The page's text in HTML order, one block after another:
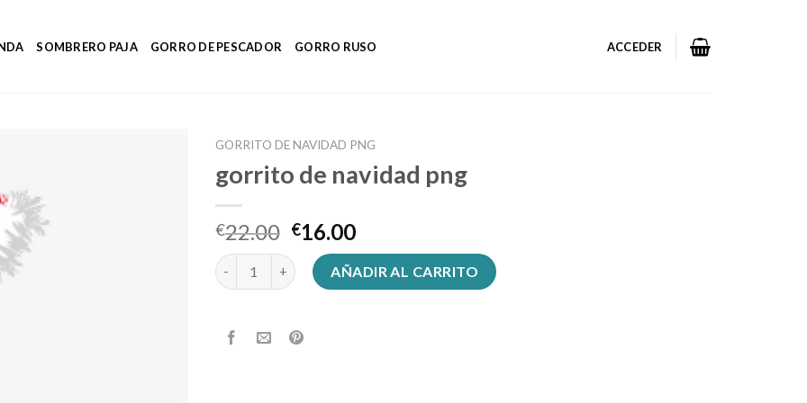
SOMBRERO PAJA GORRO DE PESCADOR GORRO RUSO ACCEDER
GORRITO DE NAVIDAD PNG
gorrito de navidad png
€22.00 €16.00
gorrito de navidad png cantidadAÑADIR AL CARRITO